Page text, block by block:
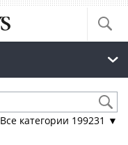
Все категории 199231 ▼